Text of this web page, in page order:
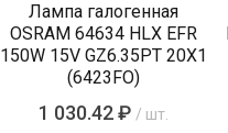
Лампа галогенная
OSRAM 64634 HLX EFR
150W 15V GZ6.35PT 20X1
(6423FO)
1 030.42 ₽ / шт.